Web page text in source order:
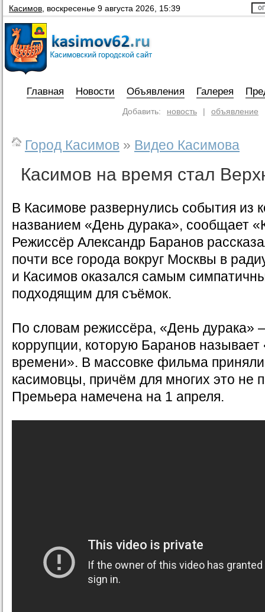
Касимов воскресенье 9 августа 2026, 15:39
Главная Новости Объявления Галерея
Добавить: новость | объявление
Город Касимов » Видео Касимова
Касимов на время стал
В Касимове развернулись события из
названием «День дурака», сообщает
Режиссёр Александр Баранов
почти все города вокруг Москвы в
и Касимов оказался самым
подходящим для съёмок.
По словам режиссёра, «День дурака»
коррупции, которую Баранов
времени». В массовке фильма
касимовцы, причём для многих это не
Премьера намечена на 1 апреля.